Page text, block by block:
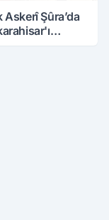
Askerî Şûra’da